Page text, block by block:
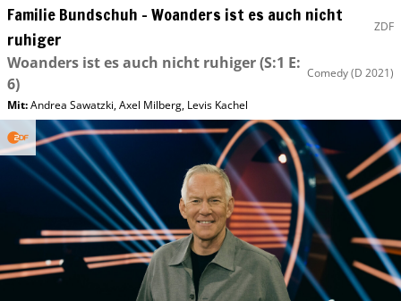
Familie Bundschuh – Woanders ist es auch nicht
ruhiger
ZDF
Woanders ist es auch nicht ruhiger(S:1 E:
6)
Comedy(D 2021)
Mit:Andrea Sawatzki,Axel Milberg, Levis Kachel